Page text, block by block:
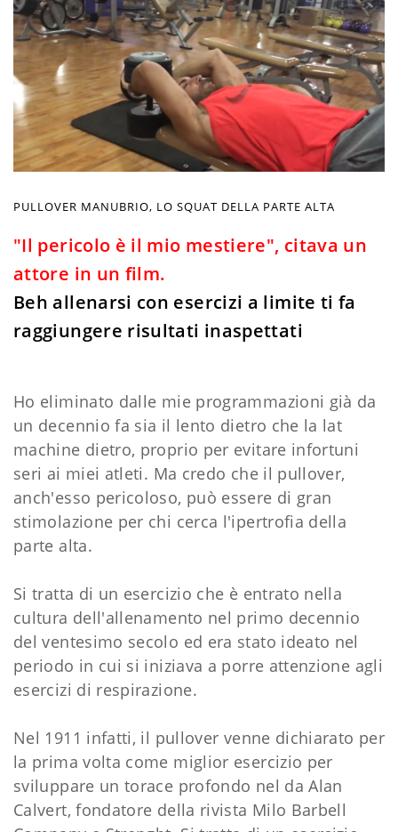
PULLOVER MANUBRIO, LO SQUAT DELLA PARTE ALTA
"Il pericolo è il mio mestiere", citava un
attore in un film.
Beh allenarsi con esercizi a limite ti fa
raggiungere risultati inaspettati
Ho eliminato dalle mie programmazioni già da
un decennio fa sia il lento dietro che la lat
machine dietro, proprio per evitare infortuni
seri ai miei atleti. Ma credo che il pullover,
anch'esso pericoloso, può essere di gran
stimolazione per chi cerca l'ipertrofia della
parte alta.
Si tratta di un esercizio che è entrato nella
cultura dell'allenamento nel primo decennio
del ventesimo secolo ed era stato ideato nel
periodo in cui si iniziava a porre attenzione agli
esercizi di respirazione.
Nel 1911 infatti, il pullover venne dichiarato per
la prima volta come miglior esercizio per
sviluppare un torace profondo nel da Alan
Calvert, fondatore della rivista Milo Barbell